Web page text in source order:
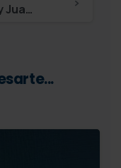
Hospital Universitario Rey Juan Carlos – Raquel Barba Martín